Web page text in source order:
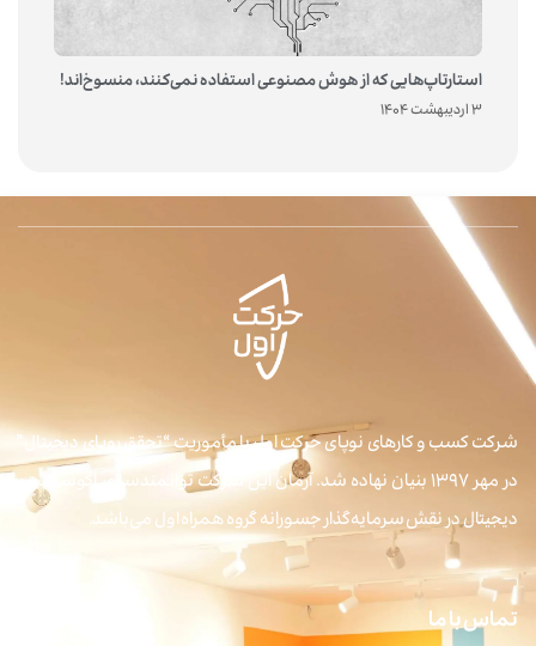
استارتاپ‌هایی که از هوش مصنوعی استفاده نمی‌کنند، منسوخ‌اند!
3 اردیبهشت 1404
شرکت کسب و کارهای نوپای حرکت اول با مأموریت “تحقق رویای دیجیتال”
در مهر ۱۳۹۷ بنیان نهاده شد. آرمان این شرکت توانمندسازی اکوسیستم
دیجیتال در نقش سرمایه‌گذار جسورانه گروه همراه اول می‌باشد.
تماس با ما